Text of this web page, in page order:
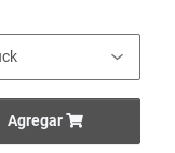
Agregar